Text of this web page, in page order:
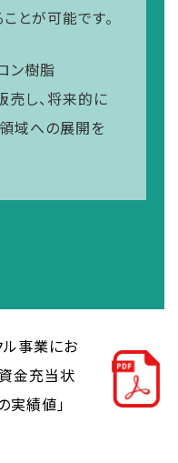
とが可能です。
ン樹脂
売し、将来的に
域への展開を
事業にお
金充当状
実績値」